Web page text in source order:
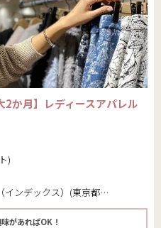
か月】レディースアパレル
)
ックス）(東京都 新宿区)
があればOK！